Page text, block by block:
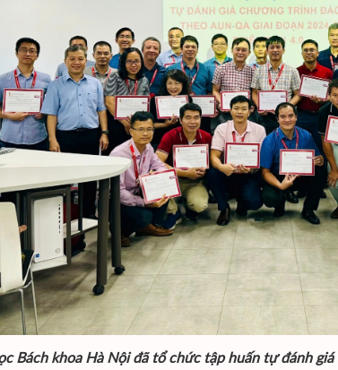
Bách khoa Hà Nội đã tổ chức tập huấn tự đánh